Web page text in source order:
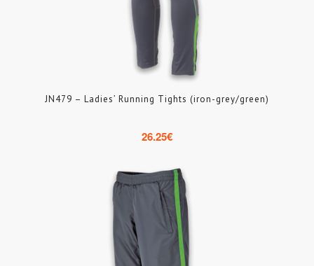
JN479 – Ladies’ Running Tights (iron-grey/green)
26.25€